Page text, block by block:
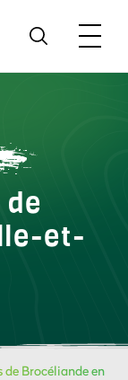
et-
de Brocéliande en